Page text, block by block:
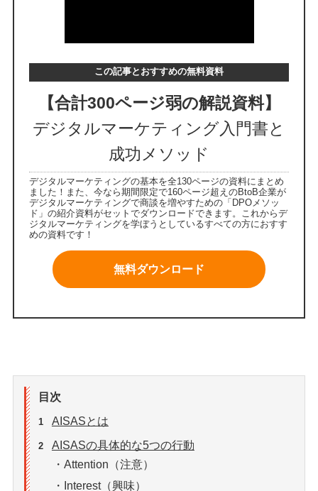
この記事とおすすめの無料資料
【合計300ページ弱の解説資料】
デジタルマーケティング入門書と
成功メソッド
デジタルマーケティングの基本を全130ページの資料にまとめ
ました！また、今なら期間限定で160ページ超えのBtoB企業が
デジタルマーケティングで商談を増やすための「DPOメソッ
ド」の紹介資料がセットでダウンロードできます。これからデ
ジタルマーケティングを学ぼうとしているすべての方におすす
めの資料です！
無料ダウンロード
目次
1 AISASとは
2
AISASの具体的な5つの行動
・Attention（注意）
・Interest（興味）